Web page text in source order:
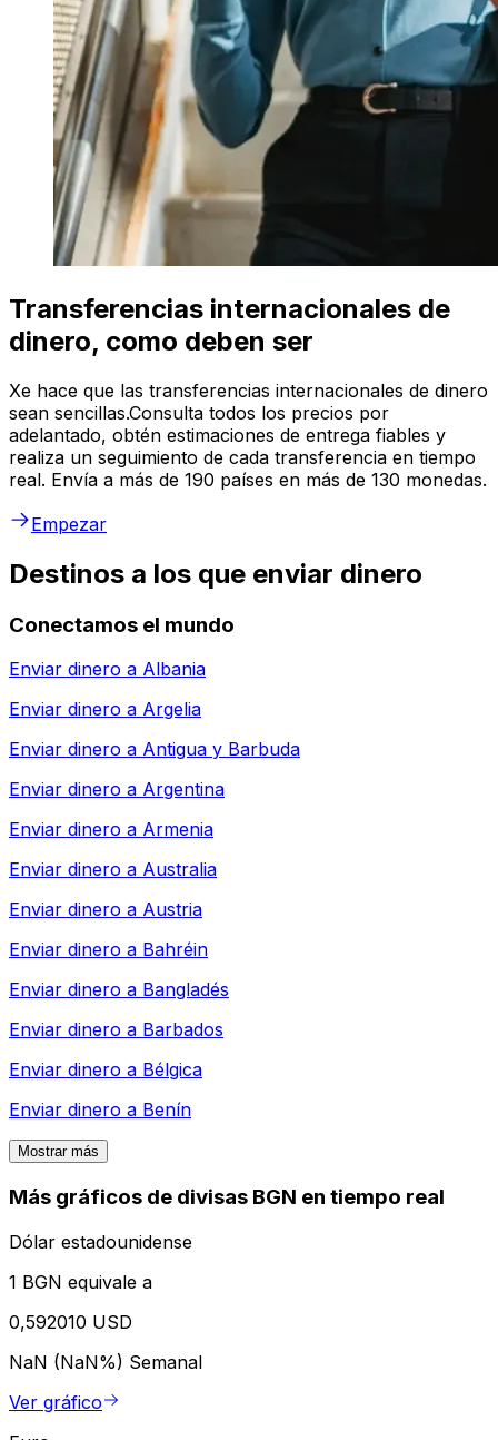
Transferencias internacionales de
dinero, como deben ser
Xe hace que las transferencias internacionales de dinero
sean sencillas.Consulta todos los precios por
adelantado, obtén estimaciones de entrega fiables y
realiza un seguimiento de cada transferencia en tiempo
real. Envía a más de 190 países en más de 130 monedas.
Empezar
Destinos a los que enviar dinero
Conectamos el mundo
Enviar dinero a Albania
Enviar dinero a Argelia
Enviar dinero a Antigua y Barbuda
Enviar dinero a Argentina
Enviar dinero a Armenia
Enviar dinero a Australia
Enviar dinero a Austria
Enviar dinero a Bahréin
Enviar dinero a Bangladés
Enviar dinero a Barbados
Enviar dinero a Bélgica
Enviar dinero a Benín
Mostrar más
Más gráficos de divisas BGN en tiempo real
Dólar estadounidense
1 BGN equivale a
0,592010 USD
NaN (NaN%) Semanal
Ver gráfico